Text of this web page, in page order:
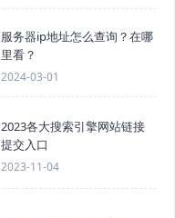
服务器ip地址怎么查询？在哪
里看？
2024-03-01
2023各大搜索引擎网站链接
提交入口
2023-11-04